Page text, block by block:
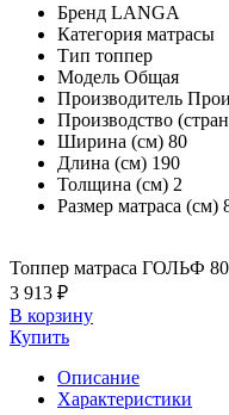
Бренд LANGA
Категория матрасы
Тип топпер
Модель Общая
Производитель
Производство
Ширина (см) 80
Длина (см) 190
Толщина (см) 2
Размер матраса (см)
Топпер матраса ГОЛЬФ
3 913 ₽
В корзину
Купить
Описание
Характеристики